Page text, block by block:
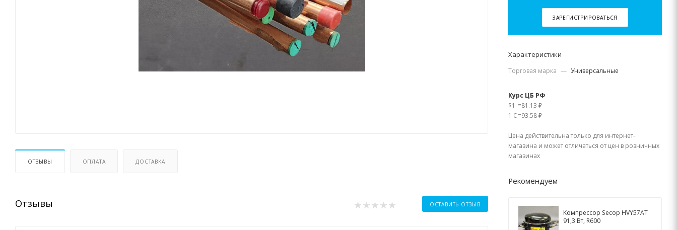
ОТЗЫВЫ ОПЛАТА ДОСТАВКА
Отзывы ОСТАВИТЬ ОТЗЫВ
ЗАРЕГИСТРИРОВАТЬСЯ
Характеристики
Торговая марка — Универсальные
Курс ЦБ РФ
$1 =81.13 ₽
1 €=93.58 ₽
Цена действительна только для интернет-
магазина и может отличаться от цен в розничных
магазинах
Рекомендуем
Компрессор Secop HVY57AT
91,3 Вт, R600